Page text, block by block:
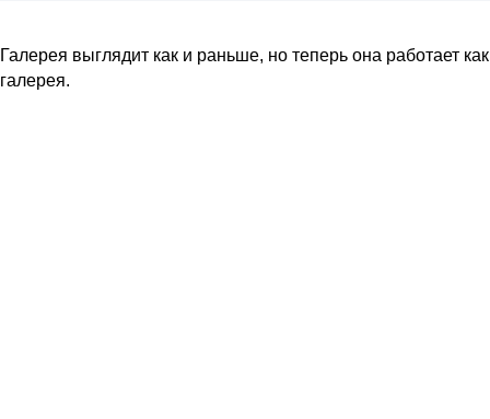
Галерея выглядит как и раньше, но теперь она работает как
галерея.